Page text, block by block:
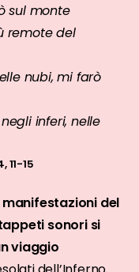
sul monte
remote del
nubi, mi farò
inferi, nelle
11-15
del
sonori si
viaggio